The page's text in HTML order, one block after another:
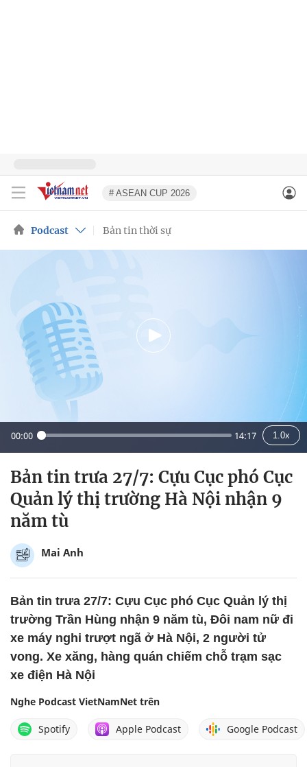
# ASEAN CUP 2026
Podcast Bản tin thời sự
00:00 14:17 1.0x
Bản tin trưa 27/7: Cựu Cục phó Cục
Quản lý thị trường Hà Nội nhận 9
năm tù
Mai Anh
Bản tin trưa 27/7: Cựu Cục phó Cục Quản lý thị
trường Trần Hùng nhận 9 năm tù, Đôi nam nữ đi
xe máy nghi trượt ngã ở Hà Nội, 2 người tử
vong. Xe xăng, hàng quán chiếm chỗ trạm sạc
xe điện Hà Nội
Nghe Podcast VietNamNet trên
Spotify Apple Podcast Google Podcast